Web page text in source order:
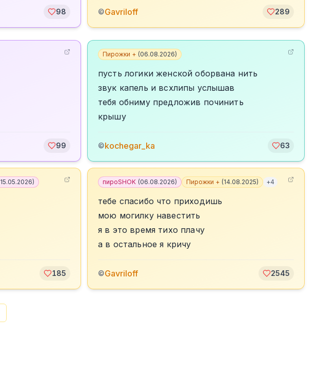
98 ©Gavriloff 289
99
Пирожки + (06.08.2026)
пусть логики женской оборвана нить
звук капель и всхлипы услышав
тебя обниму предложив починить
крышу
©kochegar_ka 63
15.05.2026)
185
пироSHOK (06.08.2026) Пирожки + (14.08.2025) +4
тебе спасибо что приходишь
мою могилку навестить
я в это время тихо плачу
а в остальное я кричу
©Gavriloff 2545